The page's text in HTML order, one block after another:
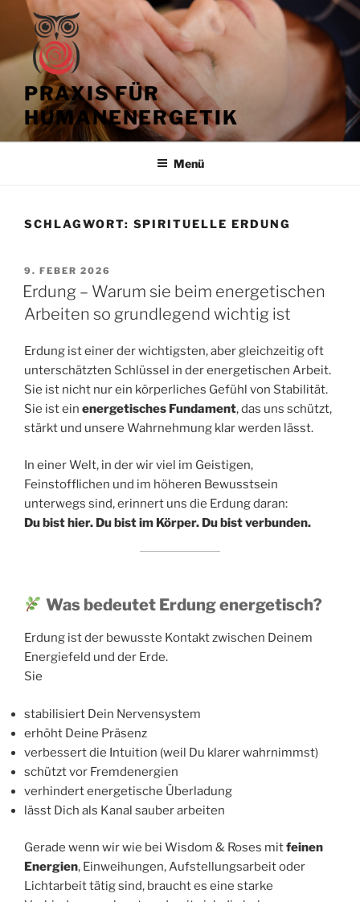
springen
PRAXIS FÜR
HUMANENERGETIK
Menü
SCHLAGWORT: SPIRITUELLE ERDUNG
VERÖFFENTLICHT
AM
9. FEBER 2026
Erdung – Warum sie beim energetischen
Arbeiten so grundlegend wichtig ist
Erdung ist einer der wichtigsten, aber gleichzeitig oft
unterschätzten Schlüssel in der energetischen Arbeit.
Sie ist nicht nur ein körperliches Gefühl von Stabilität.
Sie ist ein energetisches Fundament, das uns schützt,
stärkt und unsere Wahrnehmung klar werden lässt.
In einer Welt, in der wir viel im Geistigen,
Feinstofflichen und im höheren Bewusstsein
unterwegs sind, erinnert uns die Erdung daran:
Du bist hier. Du bist im Körper. Du bist verbunden.
Was bedeutet Erdung energetisch?
Erdung ist der bewusste Kontakt zwischen Deinem
Energiefeld und der Erde.
Sie
stabilisiert Dein Nervensystem
erhöht Deine Präsenz
verbessert die Intuition (weil Du klarer wahrnimmst)
schützt vor Fremdenergien
verhindert energetische Überladung
lässt Dich als Kanal sauber arbeiten
Gerade wenn wir wie bei Wisdom & Roses mitfeinen
Energien, Einweihungen, Aufstellungsarbeit oder
Lichtarbeit tätig sind, braucht es eine starke